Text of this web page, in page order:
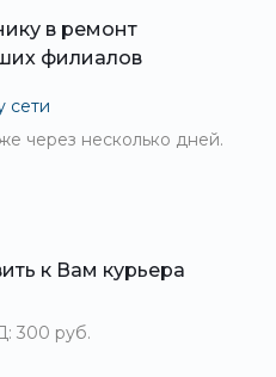
в ремонт
филиалов
сети
через несколько дней.
к Вам курьера
300 руб.